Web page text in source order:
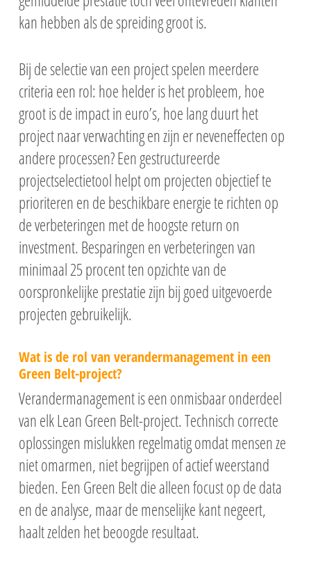
kan hebben als de spreiding groot is.
Bij de selectie van een project spelen meerdere
criteria een rol: hoe helder is het probleem, hoe
groot is de impact in euro’s, hoe lang duurt het
project naar verwachting en zijn er neveneffecten op
andere processen? Een gestructureerde
projectselectietool helpt om projecten objectief te
prioriteren en de beschikbare energie te richten op
de verbeteringen met de hoogste return on
investment. Besparingen en verbeteringen van
minimaal 25 procent ten opzichte van de
oorspronkelijke prestatie zijn bij goed uitgevoerde
projecten gebruikelijk.
Wat is de rol van verandermanagement in een
Green Belt-project?
Verandermanagement is een onmisbaar onderdeel
van elk Lean Green Belt-project. Technisch correcte
oplossingen mislukken regelmatig omdat mensen ze
niet omarmen, niet begrijpen of actief weerstand
bieden. Een Green Belt die alleen focust op de data
en de analyse, maar de menselijke kant negeert,
haalt zelden het beoogde resultaat.
Lean
Lean Green Belt
Klassikale
Online
Lean Six Sigma
E-learning
Lean Six Sigma
Belt opleiding
Zelfstudie
Online
Six Sigma Green
Klassikaal
Online
Lean Six Sigma
Belt-2-Black Belt
Klassikale
Zelfstudie
Online
Lean Six Sigma
Zelfstudie
Leidinggeven aan
Leidinggeven aan
Master Black Belt
Effectief beïnvloeden
Effectief
gedrag
Ondersteunende
vaardigheden
Operational
Faciliteren
Projectmanagement
Praktijkgericht
Workshops
Masterclasses